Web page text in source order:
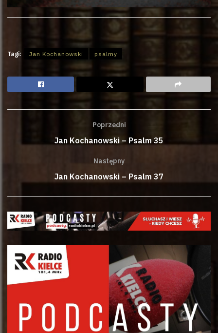
Tagi: Jan Kochanowski psalmy
Poprzedni
Jan Kochanowski – Psalm 35
Następny
Jan Kochanowski – Psalm 37